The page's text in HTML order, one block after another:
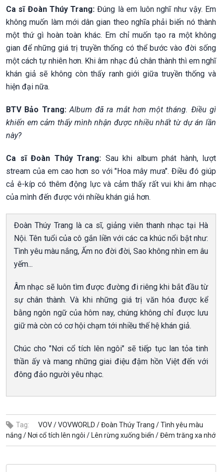
Ca sĩ Đoàn Thúy Trang:Đúng là em luôn nghĩ như vậy. Em
không muốn làm mới dân gian theo nghĩa phải biến nó thành
một thứ gì hoàn toàn khác. Em chỉ muốn tạo ra một không
gian để những giá trị truyền thống có thể bước vào đời sống
một cách tự nhiên hơn. Khi âm nhạc đủ chân thành thì em nghĩ
khán giả sẽ không còn thấy ranh giới giữa truyền thống và
hiện đại nữa.
BTV Bảo Trang: Album đã ra mắt hơn một tháng. Điều gì
khiến em cảm thấy mình nhận được nhiều nhất từ dự án lần
này?
Ca sĩ Đoàn Thúy Trang: Sau khi album phát hành, lượt
stream của em cao hơn so với "Hoa mây mưa". Điều đó giúp
cả ê-kíp có thêm động lực và cảm thấy rất vui khi âm nhạc
của mình đến được với nhiều khán giả hơn.
Đoàn Thúy Trang là ca sĩ, giảng viên thanh nhạc tại Hà
Nội. Tên tuổi của cô gắn liền với các ca khúc nổi bật như:
Tình yêu màu nắng, Ấm no đời đời, Sao không nhìn em âu
yếm...
Âm nhạc sẽ luôn tìm được đường đi riêng khi bắt đầu từ
sự chân thành. Và khi những giá trị văn hóa được kể
bằng ngôn ngữ của hôm nay, chúng không chỉ được lưu
giữ mà còn có cơ hội chạm tới nhiều thế hệ khán giả.
Chúc cho "Nơi cổ tích lên ngôi" sẽ tiếp tục lan tỏa tinh
thần ấy và mang những giai điệu đậm hồn Việt đến với
đông đảo người yêu nhạc.
Tag: VOV /VOVWORLD /Đoàn Thúy Trang /Tình yêu màu
nắng / Nơi cổ tích lên ngôi / Lên rừng xuống biển /Đêm trăng xa nhớ